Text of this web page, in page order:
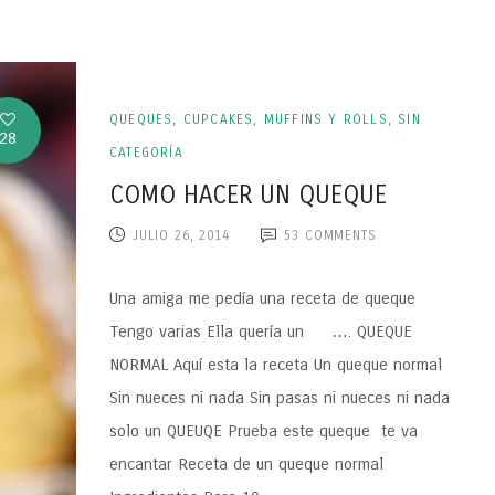
28
QUEQUES, CUPCAKES, MUFFINS Y ROLLS ,SIN
CATEGORÍA
COMO HACER UN QUEQUE
JULIO 26, 2014 53 COMMENTS
Una amiga me pedía una receta de queque
Tengo varias Ella quería un …. QUEQUE
NORMAL Aquí esta la receta Un queque normal
Sin nueces ni nada Sin pasas ni nueces ni nada
solo un QUEUQE Prueba este queque te va
encantar Receta de un queque normal